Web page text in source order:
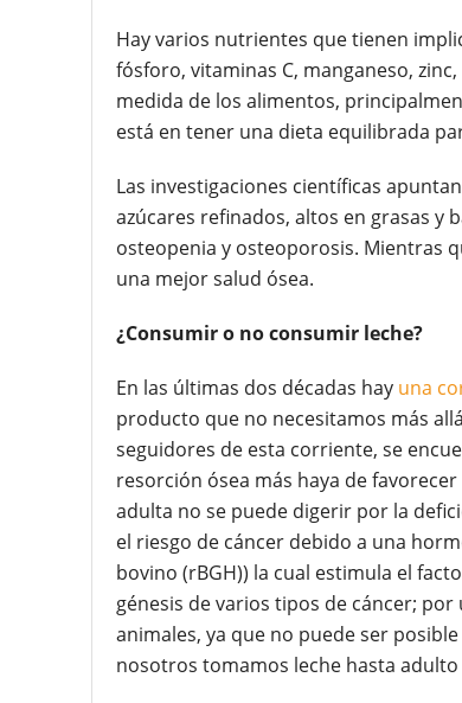
Hay varios nutrientes que tienen
fósforo, vitaminas C, manganeso,
medida de los alimentos,
está en tener una dieta equilibrada
Las investigaciones científicas
azúcares refinados, altos en grasas y
osteopenia y osteoporosis. Mientras
una mejor salud ósea.
¿Consumir o no consumir leche?
En las últimas dos décadas hay una
producto que no necesitamos más
seguidores de esta corriente, se
resorción ósea más haya de
adulta no se puede digerir por la
el riesgo de cáncer debido a una
bovino (rBGH)) la cual estimula el
génesis de varios tipos de cáncer;
animales, ya que no puede ser
nosotros tomamos leche hasta